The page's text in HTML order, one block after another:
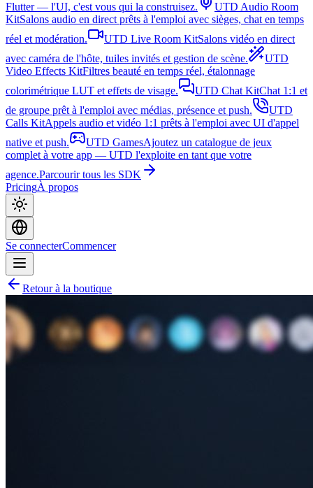
Flutter — l'UI, c'est vous qui la construisez.
UTD Audio Room
KitSalons audio en direct prêts à l'emploi avec sièges, chat en temps
réel et modération.
UTD Live Room KitSalons vidéo en direct
avec caméra de l'hôte, tuiles invités et gestion de scène.
UTD
Video Effects KitFiltres beauté en temps réel, étalonnage
colorimétrique LUT et effets de visage.
UTD Chat KitChat 1:1 et
de groupe prêt à l'emploi avec médias, présence et push.
UTD
Calls KitAppels audio et vidéo 1:1 prêts à l'emploi avec UI d'appel
native et push.
UTD GamesAjoutez un catalogue de jeux
complet à votre app — UTD l'exploite en tant que votre
agence.Parcourir tous les SDK
PricingÀ propos
Se connecterCommencer
Retour à la boutique